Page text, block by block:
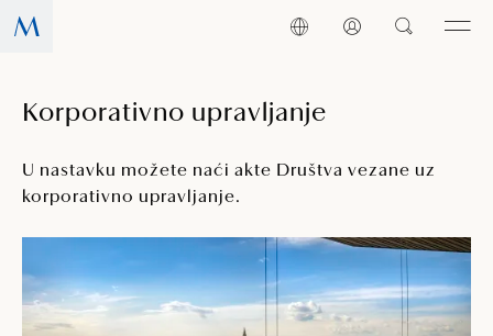
Korporativno upravljanje
U nastavku možete naći akte Društva vezane uz
korporativno upravljanje.